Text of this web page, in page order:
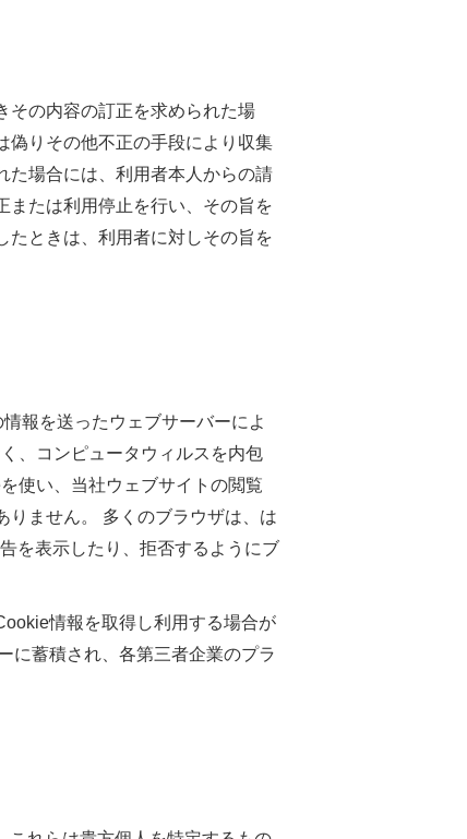
その内容の訂正を求められた場
りその他不正の手段により収集
た場合には、利用者本人からの請
または利用停止を行い、その旨を
たときは、利用者に対しその旨を
報を送ったウェブサーバーによ
、コンピュータウィルスを内包
使い、当社ウェブサイトの閲覧
りません。 多くのブラウザは、は
を表示したり、拒否するようにブ
情報を取得し利用する場合が
に蓄積され、各第三者企業のプラ